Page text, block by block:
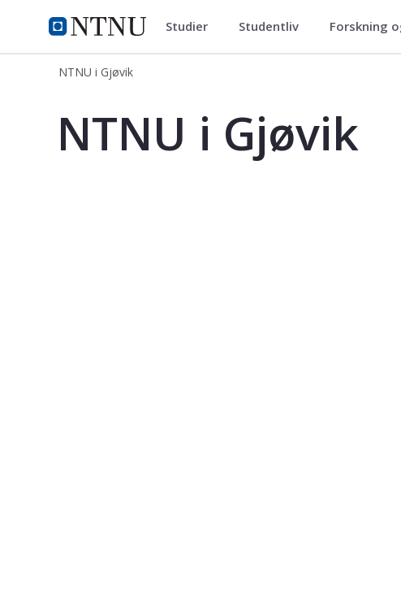
NTNU Hjemmeside
NTNU i Gjøvik
Studier Studentliv Forskning
NTNU i Gjøvik
NTNU i Gjøvik